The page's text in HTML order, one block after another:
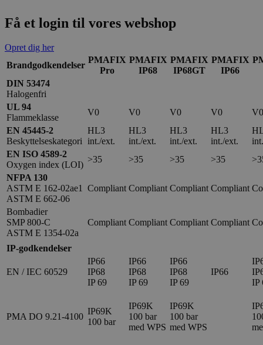
Få et login til vores webshop
Opret dig her
Brandgodkendelser
PMAFIX
Pro
PMAFIX
IP68
PMAFIX
IP68GT
PMAFIX
IP66
DIN 53474
Halogenfri
UL 94
Flammeklasse
V0 V0 V0 V0
V0
EN 45445-2
Beskyttelseskategori
HL3
int./ext.
HL3
int./ext.
HL3
int./ext.
HL3
int./ext.
EN ISO 4589-2
Oxygen index (LOI)
>35 >35 >35 >35
NFPA 130
ASTM E 162-02ae1
ASTM E 662-06
Compliant Compliant Compliant Compliant
Bombadier
SMP 800-C
ASTM E 1354-02a
Compliant Compliant Compliant Compliant
IP-godkendelser
EN / IEC 60529
IP66
IP68
IP 69
IP66
IP68
IP 69
IP66
IP68
IP 69
IP66
IP
PMA DO 9.21-4100
IP69K
100 bar
IP69K
100 bar
med WPS
IP69K
100 bar
med WPS